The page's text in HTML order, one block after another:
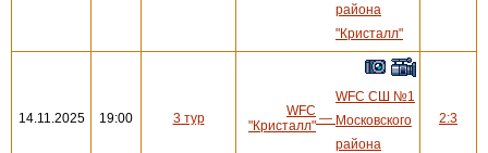
района
"Кристалл"
14.11.2025 19:00 3 тур
WFC
"Кристалл" —
WFC СШ №1
Московского
района
2:3